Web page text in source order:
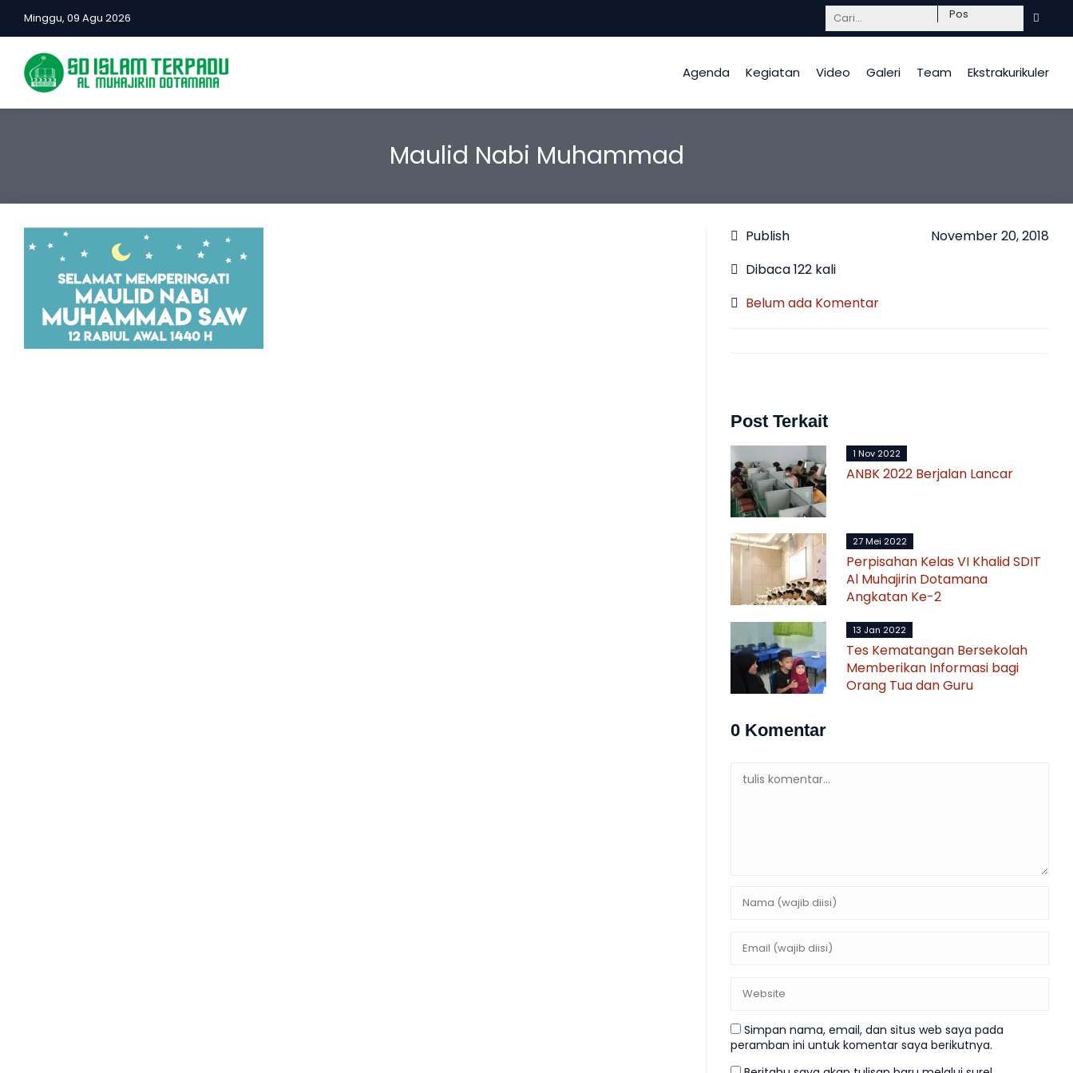
Minggu, 09 Agu 2026 Mendidik dengan hati, InsyaAllah berkah.
Agenda Kegiatan Video Galeri Team Ekstrakurikuler
Maulid Nabi Muhammad
Publish
November 20, 2018
Dibaca 122 kali
Belum ada Komentar
Post Terkait
1 Nov 2022
ANBK 2022 Berjalan Lancar
27 Mei 2022
Perpisahan Kelas VI Khalid SDIT
Al Muhajirin Dotamana
Angkatan Ke-2
13 Jan 2022
Tes Kematangan Bersekolah
Memberikan Informasi bagi
Orang Tua dan Guru
0 Komentar
Simpan nama, email, dan situs web saya pada
peramban ini untuk komentar saya berikutnya.